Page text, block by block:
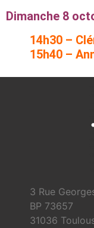
Dimanche 8
14h30 –
15h40 –
3 Rue
BP 73657
31036